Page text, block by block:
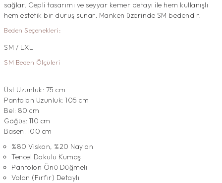
sağlar. Cepli tasarımı ve seyyar kemer detayı ile hem kullanışlı
hem estetik bir duruş sunar. Manken üzerinde SM bedendir.
Beden Seçenekleri:
SM / LXL
SM Beden Ölçüleri
Üst Uzunluk: 75 cm
Pantolon Uzunluk: 105 cm
Bel: 80 cm
Göğüs: 110 cm
Basen: 100 cm
%80 Viskon, %20 Naylon
Tencel Dokulu Kumaş
Pantolon Önü Düğmeli
Volan (Fırfır) Detaylı